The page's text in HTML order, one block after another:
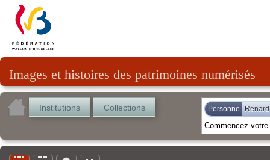
Images et histoires des patrimoines numérisés
Institutions Collections Personne